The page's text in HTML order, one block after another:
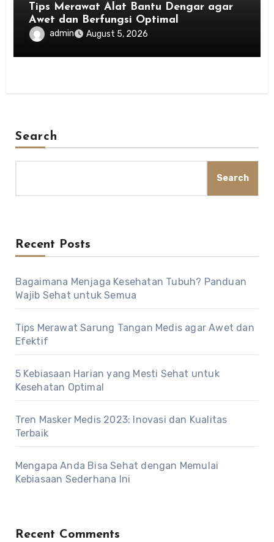
Tips Merawat Alat Bantu Dengar agar
Awet dan Berfungsi Optimal
admin August 5, 2026
Search
Search
Recent Posts
Bagaimana Menjaga Kesehatan Tubuh? Panduan
Wajib Sehat untuk Semua
Tips Merawat Sarung Tangan Medis agar Awet dan
Efektif
5 Kebiasaan Harian yang Mesti Sehat untuk
Kesehatan Optimal
Tren Masker Medis 2023: Inovasi dan Kualitas
Terbaik
Mengapa Anda Bisa Sehat dengan Memulai
Kebiasaan Sederhana Ini
Recent Comments